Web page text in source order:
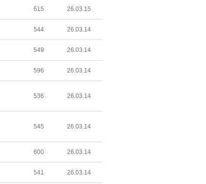
615 26.03.15
544 26.03.14
549 26.03.14
596 26.03.14
536 26.03.14
545 26.03.14
600 26.03.14
541 26.03.14